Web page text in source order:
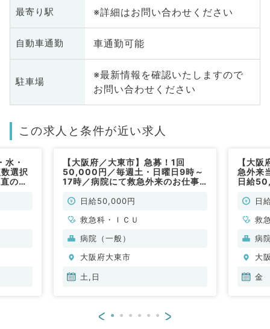
最寄り駅 ※詳細はお問い合わせください
自動車通勤 車通勤可能
駐車場
※最新情報を確認いたしますので
お問い合わせください
この求人と条件が近い求人
水・
選択
のお
【大阪府／大東市】急募！1回
50,000円／毎週土・日曜日9時～
17時／病院にて救急外来のお仕事
日給50,000円
救急科・ＩＣＵ
病院（一般）
大阪府大東市
土,日
【大
急外来
日給
日
救
病
大
金
< >